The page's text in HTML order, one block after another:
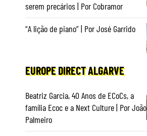
serem precários | Por Cobramor
“A lição de piano” | Por José Garrido
EUROPE DIRECT ALGARVE
Beatriz Garcia, 40 Anos de ECoCs, a
família Ecoc e a Next Culture | Por João
Palmeiro